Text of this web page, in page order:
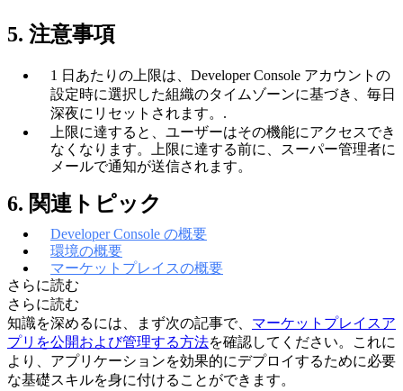
5. 注意事項
1 日あたりの上限は、Developer Console アカウントの
設定時に選択した組織のタイムゾーンに基づき、毎日
深夜にリセットされます。 .
上限に達すると、ユーザーはその機能にアクセスでき
なくなります。上限に達する前に、スーパー管理者に
メールで通知が送信されます。
6. 関連トピック
Developer Console の概要
環境の概要
マーケットプレイスの概要
さらに読む
さらに読む
知識を深めるには、まず次の記事で、 マーケットプレイスア
プリを公開および管理する方法を確認してください。これに
より、アプリケーションを効果的にデプロイするために必要
な基礎スキルを身に付けることができます。